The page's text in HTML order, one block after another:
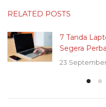
RELATED POSTS
7 Tanda
Segera
23